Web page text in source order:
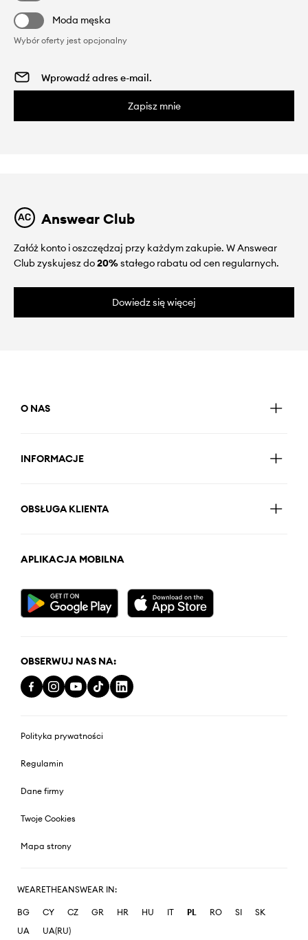
Moda męska
Wybór oferty jest opcjonalny
Zapisz mnie
Answear Club
Załóż konto i oszczędzaj przy każdym zakupie. W Answear
Club zyskujesz do20%stałego rabatu od cen regularnych.
Dowiedz się więcej
O NAS
INFORMACJE
OBSŁUGA KLIENTA
APLIKACJA MOBILNA
OBSERWUJ NAS NA:
Polityka prywatności
Regulamin
Dane firmy
Twoje Cookies
Mapa strony
WEARETHEANSWEAR IN:
BG CY CZ GR HR HU IT PL RO SI
SK
UA
UA(RU)